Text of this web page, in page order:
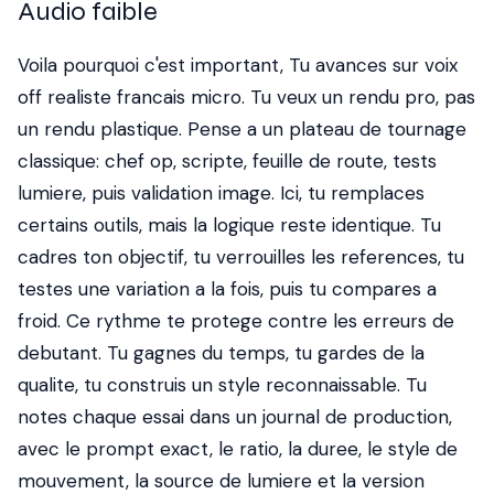
Audio faible
Voila pourquoi c'est important, Tu avances sur voix
off realiste francais micro. Tu veux un rendu pro, pas
un rendu plastique. Pense a un plateau de tournage
classique: chef op, scripte, feuille de route, tests
lumiere, puis validation image. Ici, tu remplaces
certains outils, mais la logique reste identique. Tu
cadres ton objectif, tu verrouilles les references, tu
testes une variation a la fois, puis tu compares a
froid. Ce rythme te protege contre les erreurs de
debutant. Tu gagnes du temps, tu gardes de la
qualite, tu construis un style reconnaissable. Tu
notes chaque essai dans un journal de production,
avec le prompt exact, le ratio, la duree, le style de
mouvement, la source de lumiere et la version